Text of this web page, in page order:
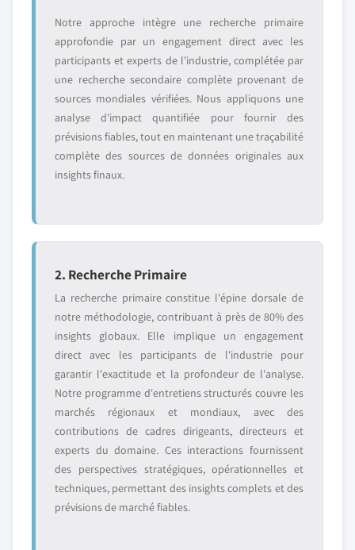
Notre approche intègre une recherche primaire
approfondie par un engagement direct avec les
participants et experts de l'industrie, complétée par
une recherche secondaire complète provenant de
sources mondiales vérifiées. Nous appliquons une
analyse d'impact quantifiée pour fournir des
prévisions fiables, tout en maintenant une traçabilité
complète des sources de données originales aux
insights finaux.
2. Recherche Primaire
La recherche primaire constitue l'épine dorsale de
notre méthodologie, contribuant à près de 80% des
insights globaux. Elle implique un engagement
direct avec les participants de l'industrie pour
garantir l'exactitude et la profondeur de l'analyse.
Notre programme d'entretiens structurés couvre les
marchés régionaux et mondiaux, avec des
contributions de cadres dirigeants, directeurs et
experts du domaine. Ces interactions fournissent
des perspectives stratégiques, opérationnelles et
techniques, permettant des insights complets et des
prévisions de marché fiables.